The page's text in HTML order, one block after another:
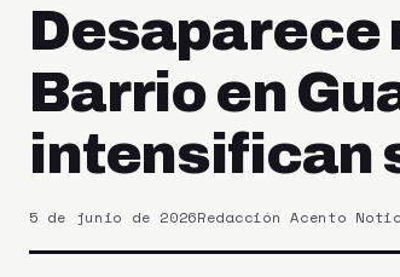
Desaparece
Barrio en
intensifican
5 de junio de 2026Redacción Acento